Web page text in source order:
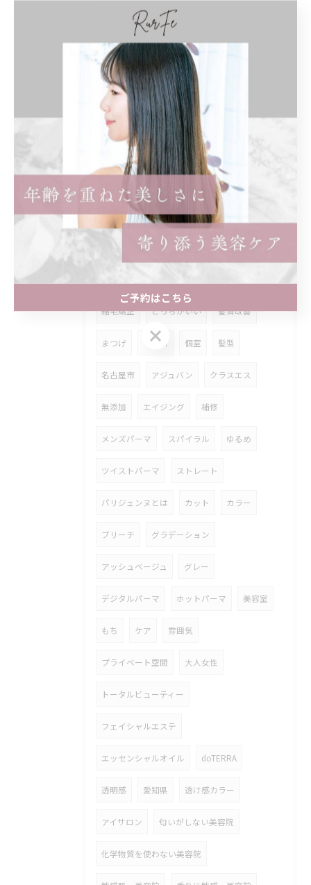
Tags
くせ毛 オシャレ
白髪ぼかし ハイライト
女性のみ まつ毛パーマ パリジェンヌ
奥目 効果 違い
前髪あり
ショートボブ ボブ インナーカラー
イヤリングカラー ロング
縮毛矯正 どっちがいい 髪質改善
まつげ マツパ 個室 髪型
名古屋市 アジュバン クラスエス
無添加 エイジング 補修
メンズパーマ スパイラル ゆるめ
ツイストパーマ ストレート
パリジェンヌとは カット カラー
ブリーチ グラデーション
アッシュベージュ グレー
デジタルパーマ ホットパーマ 美容室
もち ケア 雰囲気
プライベート空間 大人女性
トータルビューティー
フェイシャルエステ
エッセンシャルオイル doTERRA
透明感 愛知県 透け感カラー
アイサロン 匂いがしない美容院
化学物質を使わない美容院
ご予約はこちら
ご予約はこちら